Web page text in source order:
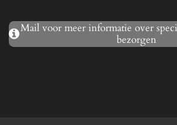
Mail voor meer informatie over
bezorgen